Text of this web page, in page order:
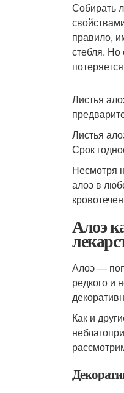
Собирать
правило,
стебля. Но
Листья
Листья
Срок
Несмотря
алоэ в
Алоэ
Алоэ —
редкого и
Как и